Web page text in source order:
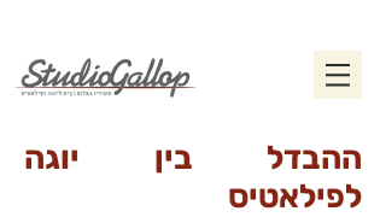
ההבדל בין יוגה
לפילאטיס